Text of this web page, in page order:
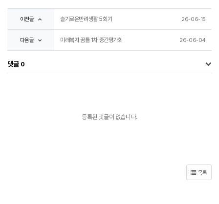
이전글 슬기로운반려생활 5회기 26-06-15
다음글 미래복지 꿈틀 1차 중간평가회 26-06-04
댓글 0
등록된 댓글이 없습니다.
목록